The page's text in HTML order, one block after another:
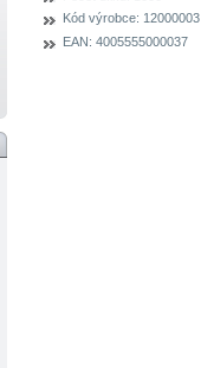
Kód výrobce: 12000003
EAN: 4005555000037